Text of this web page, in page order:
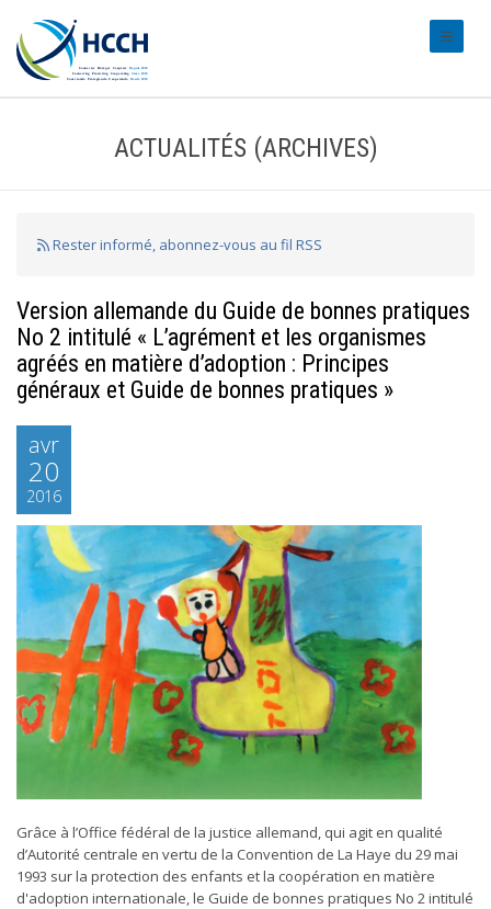
ACTUALITÉS (ARCHIVES)
Rester informé, abonnez-vous au fil RSS
Version allemande du Guide de bonnes pratiques
No 2 intitulé « L’agrément et les organismes
agréés en matière d’adoption : Principes
généraux et Guide de bonnes pratiques »
avr
20
2016
Grâce à l’Office fédéral de la justice allemand, qui agit en qualité
d’Autorité centrale en vertu de la Convention de La Haye du 29 mai
1993 sur la protection des enfants et la coopération en matière
d'adoption internationale, le Guide de bonnes pratiques No 2 intitulé